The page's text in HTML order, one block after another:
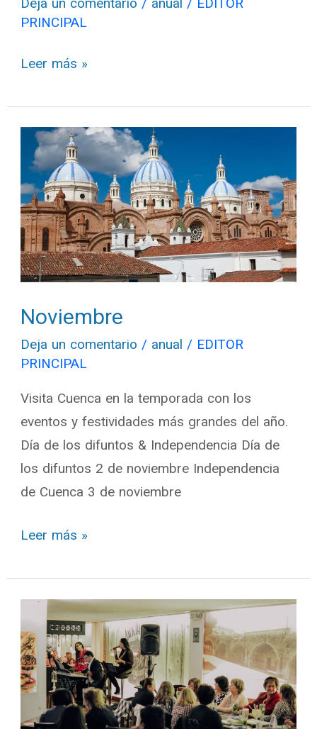
PRINCIPAL
Leer más »
Noviembre
Deja un comentario / anual / EDITOR
PRINCIPAL
Visita Cuenca en la temporada con los
eventos y festividades más grandes del año.
Día de los difuntos & Independencia Día de
los difuntos 2 de noviembre Independencia
de Cuenca 3 de noviembre
Noviembre
Leer más »
Octubre